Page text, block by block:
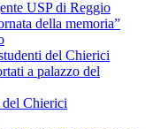
USP di Reggio
della memoria”
del Chierici
a palazzo del
Chierici